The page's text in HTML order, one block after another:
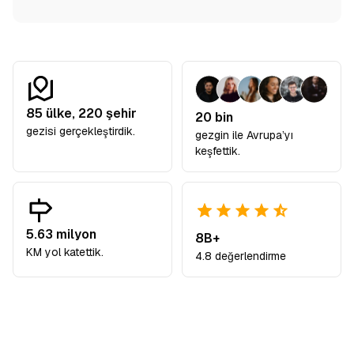
85 ülke, 220 şehir
gezisi gerçekleştirdik.
20 bin
gezgin ile Avrupa’yı
keşfettik.
5.63 milyon
KM yol katettik.
8B+
4.8 değerlendirme